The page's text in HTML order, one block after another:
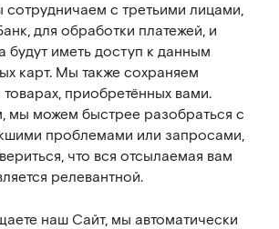
сотрудничаем с третьими лицами,
для обработки платежей, и
будут иметь доступ к данным
карт. Мы также сохраняем
приобретённых вами.
мы можем быстрее разобраться с
проблемами или запросами,
что вся отсылаемая вам
релевантной.
наш Сайт, мы автоматически